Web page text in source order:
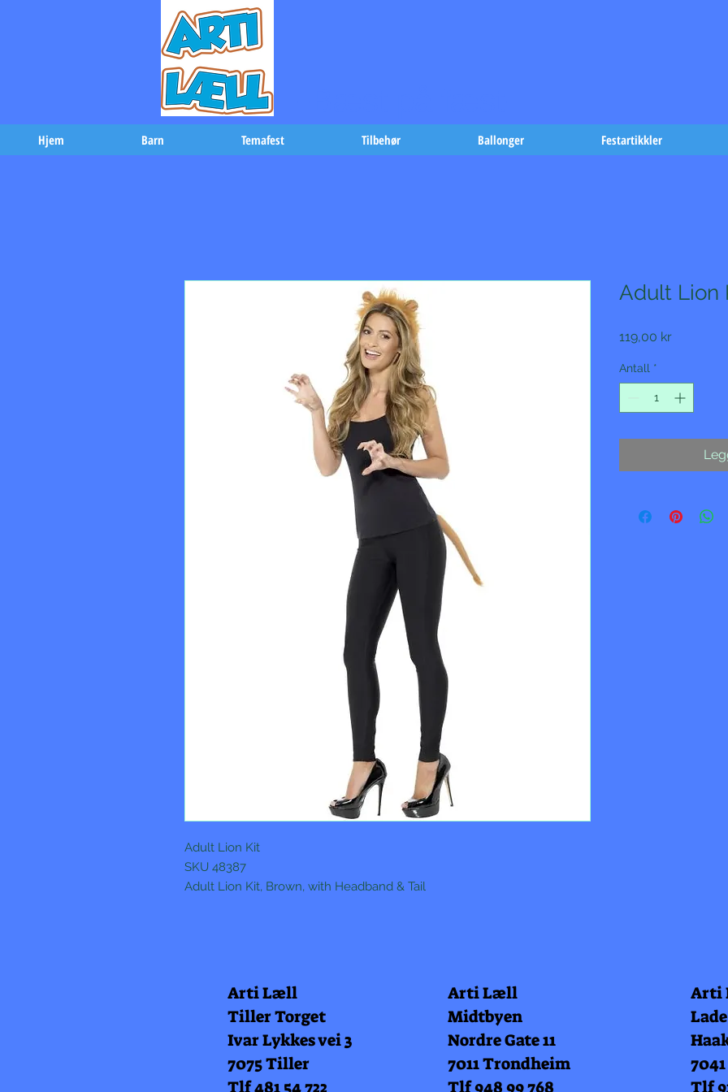
Hjem Barn Temafest Tilbehør Ballonger Festartikkler
Adult Lion Kit
SKU 48387
Adult Lion Kit, Brown, with Headband & Tail
Adult Lion
119,00 krPris
Antall *
Arti Læll
Tiller Torget
Ivar Lykkes vei 3
7075 Tiller
Tlf 481 54 722
Arti Læll
Midtbyen
Nordre Gate 11
7011 Trondheim
Tlf 948 99 768
Arti
Tlf